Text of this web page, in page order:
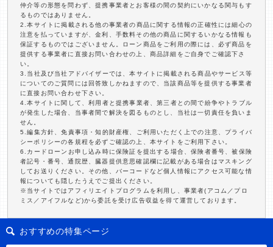
仲介等の形態を問わず、提携事業者とお客様の間の契約にいかなる関与もす
るものではありません。
2.本サイトに掲載される他の事業者の商品に関する情報の正確性には細心の
注意を払っていますが、金利、手数料その他の商品に関するいかなる情報も
保証するものではございません。ローン商品をご利用の際には、必ず商品を
提供する事業者に直接お問い合わせの上、商品詳細をご自身でご確認下さ
い。
3.当社及び当社アドバイザーでは、本サイトに掲載される商品やサービス等
についてのご質問には回答致しかねますので、当該商品等を提供する事業者
に直接お問い合わせ下さい。
4.本サイトに関して、利用者と提携事業者、第三者との間で紛争やトラブル
が発生した場合、当事者間で解決を図るものとし、当社は一切責任を負いま
せん。
5.編集方針、免責事項・知的財産権、ご利用いただく上での注意、プライバ
シーポリシーの各規程を必ずご確認の上、本サイトをご利用下さい。
6.カードローンお申し込み時に保険証を提出する場合、保険者番号、被保険
者記号・番号、通院歴、臓器提供意思確認欄に記載がある場合はマスキング
してお送りください。その他、バーコードなど個人情報にアクセス可能な情
報についても隠したうえでご提出ください。
※当サイトではアフィリエイトプログラムを利用し、事業者(アコム／プロ
ミス／アイフルなど)から委託を受け広告収益を得て運営しております。
おすすめの特集ページ